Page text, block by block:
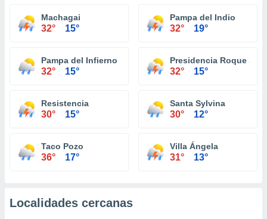
Machagai
32° 15°
Pampa del Indio
32° 19°
Pampa del Infierno
32° 15°
Presidencia Roque
32° 15°
Resistencia
30° 15°
Santa Sylvina
30° 12°
Taco Pozo
36° 17°
Villa Ángela
31° 13°
Localidades cercanas